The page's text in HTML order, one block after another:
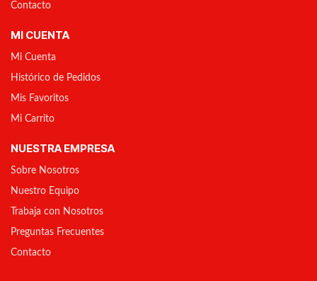
Contacto
MI CUENTA
Mi Cuenta
Histórico de Pedidos
Mis Favoritos
Mi Carrito
NUESTRA EMPRESA
Sobre Nosotros
Nuestro Equipo
Trabaja con Nosotros
Preguntas Frecuentes
Contacto